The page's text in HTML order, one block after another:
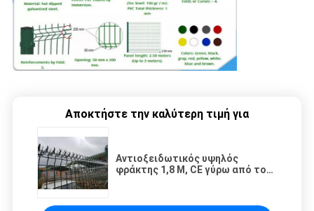
Αποκτήστε την καλύτερη τιμή για
Αντιοξειδωτικός υψηλός
φράκτης 1,8 Μ, CE γύρω από το